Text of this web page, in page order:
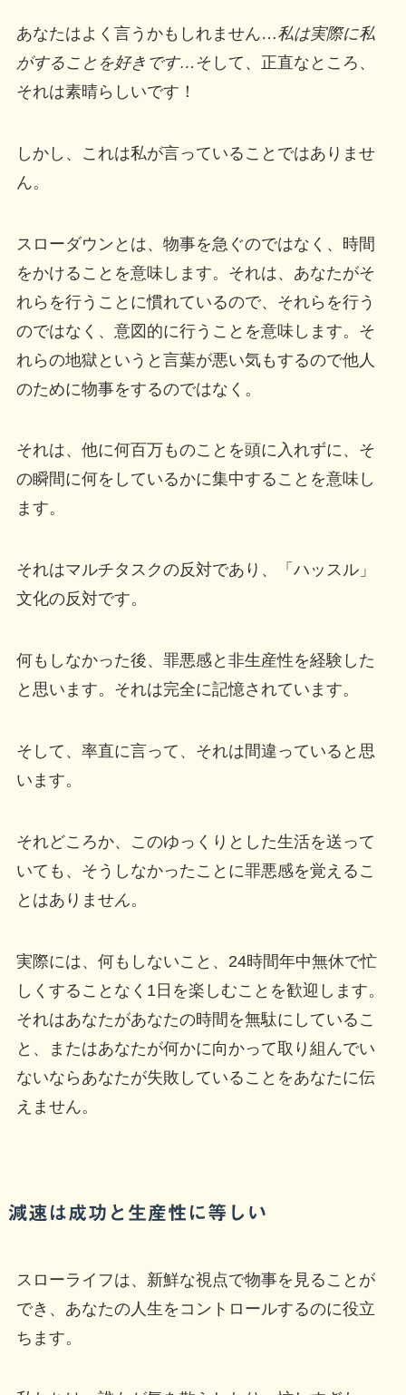
あなたはよく言うかもしれません…私は実際に私
がすることを好きです… そして、正直なところ、
それは素晴らしいです！
しかし、これは私が言っていることではありませ
ん。
スローダウンとは、物事を急ぐのではなく、時間
をかけることを意味します。それは、あなたがそ
れらを行うことに慣れているので、それらを行う
のではなく、意図的に行うことを意味します。そ
れらの地獄というと言葉が悪い気もするので他人
のために物事をするのではなく。
それは、他に何百万ものことを頭に入れずに、そ
の瞬間に何をしているかに集中することを意味し
ます。
それはマルチタスクの反対であり、「ハッスル」
文化の反対です。
何もしなかった後、罪悪感と非生産性を経験した
と思います。それは完全に記憶されています。
そして、率直に言って、それは間違っていると思
います。
それどころか、このゆっくりとした生活を送って
いても、そうしなかったことに罪悪感を覚えるこ
とはありません。
実際には、何もしないこと、24時間年中無休で忙
しくすることなく1日を楽しむことを歓迎します。
それはあなたがあなたの時間を無駄にしているこ
と、またはあなたが何かに向かって取り組んでい
ないならあなたが失敗していることをあなたに伝
えません。
減速は成功と生産性に等しい
スローライフは、新鮮な視点で物事を見ることが
でき、あなたの人生をコントロールするのに役立
ちます。